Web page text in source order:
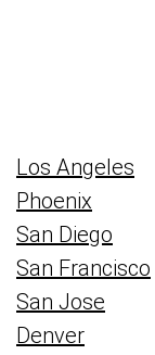
Los Angeles
Phoenix
San Diego
San Francisco
San Jose
Denver